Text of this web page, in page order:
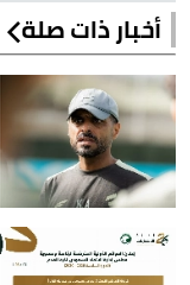
أخبار ذات صلة